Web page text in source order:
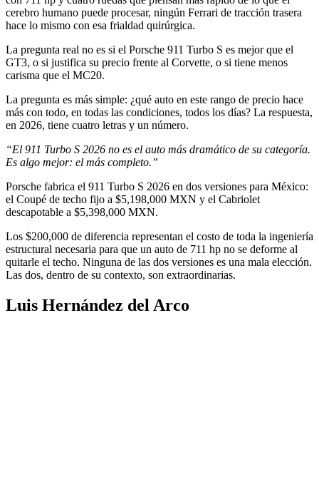
cerebro humano puede procesar, ningún Ferrari de tracción trasera
hace lo mismo con esa frialdad quirúrgica.
La pregunta real no es si el Porsche 911 Turbo S es mejor que el
GT3, o si justifica su precio frente al Corvette, o si tiene menos
carisma que el MC20.
La pregunta es más simple: ¿qué auto en este rango de precio hace
más con todo, en todas las condiciones, todos los días? La respuesta,
en 2026, tiene cuatro letras y un número.
“El 911 Turbo S 2026 no es el auto más dramático de su categoría.
Es algo mejor: el más completo.”
Porsche fabrica el 911 Turbo S 2026 en dos versiones para México:
el Coupé de techo fijo a $5,198,000 MXN y el Cabriolet
descapotable a $5,398,000 MXN.
Los $200,000 de diferencia representan el costo de toda la ingeniería
estructural necesaria para que un auto de 711 hp no se deforme al
quitarle el techo. Ninguna de las dos versiones es una mala elección.
Las dos, dentro de su contexto, son extraordinarias.
Luis Hernández del Arco